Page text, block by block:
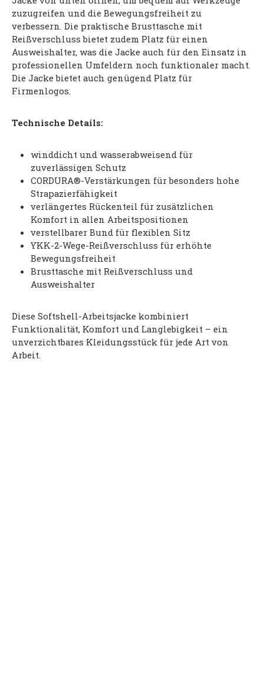
zuzugreifen und die Bewegungsfreiheit zu
verbessern. Die praktische Brusttasche mit
Reißverschluss bietet zudem Platz für einen
Ausweishalter, was die Jacke auch für den Einsatz in
professionellen Umfeldern noch funktionaler macht.
Die Jacke bietet auch genügend Platz für
Firmenlogos.
Technische Details:
winddicht und wasserabweisend für
zuverlässigen Schutz
CORDURA®-Verstärkungen für besonders hohe
Strapazierfähigkeit
verlängertes Rückenteil für zusätzlichen
Komfort in allen Arbeitspositionen
verstellbarer Bund für flexiblen Sitz
YKK-2-Wege-Reißverschluss für erhöhte
Bewegungsfreiheit
Brusttasche mit Reißverschluss und
Ausweishalter
Diese Softshell-Arbeitsjacke kombiniert
Funktionalität, Komfort und Langlebigkeit – ein
unverzichtbares Kleidungsstück für jede Art von
Arbeit.